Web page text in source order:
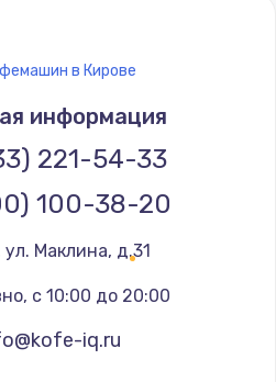
в Кирове
информация
221-54-33
100-38-20
ул. Маклина, д.31
с 10:00 до 20:00
iq.ru